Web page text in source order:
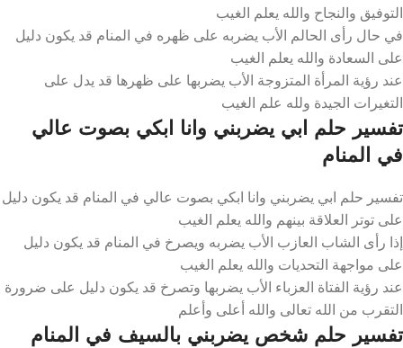
التوفيق والنجاح والله يعلم الغيب
في حال رأى الحالم الأب يضربه على ظهره في المنام قد يكون دليل
على السعادة والله يعلم الغيب
عند رؤية المرأة المتزوجة الأب يضربها على ظهرها قد يدل على
التغيرات الجيدة ولله علم الغيب
تفسير حلم ابي يضربني وانا ابكي بصوت عالي
في المنام
تفسير حلم ابي يضربني وانا ابكي بصوت عالي في المنام قد يكون دليل
على توتر العلاقة بينهم والله يعلم الغيب
إذا رأى الشاب العازب الأب يضربه ويصرخ في المنام قد يكون دليل
على مواجهة التحديات والله يعلم الغيب
عند رؤية الفتاة العزباء الأب يضربها وتصرخ قد يكون دليل على ضرورة
التقرب من الله تعالى والله أعلى وأعلم
تفسير حلم شخص يضربني بالسيف في المنام